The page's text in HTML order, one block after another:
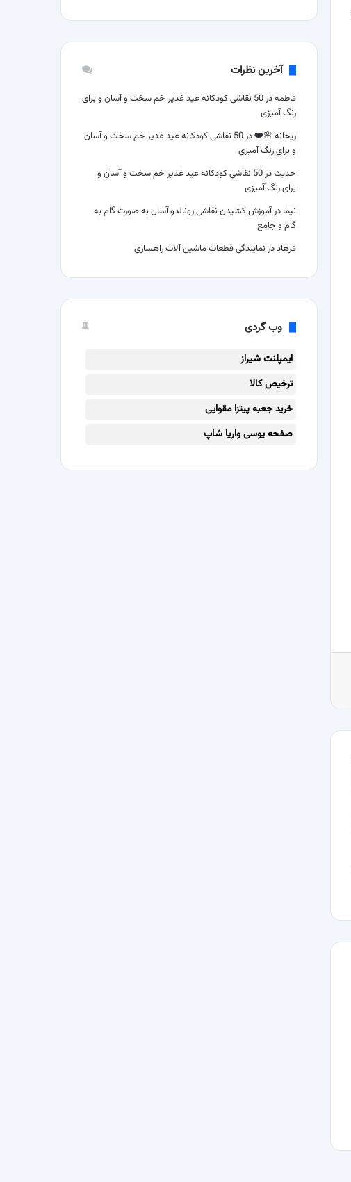
آخرین نظرات
فاطمهدر
50 نقاشی کودکانه عید غدیر خم سخت و آسان و برای
رنگ آمیزی
ریحانه 🌸❤️در
50 نقاشی کودکانه عید غدیر خم سخت و آسان
و برای رنگ آمیزی
حدیثدر
50 نقاشی کودکانه عید غدیر خم سخت و آسان و
برای رنگ آمیزی
نیما درآموزش کشیدن نقاشی رونالدو آسان به صورت گام به
گام و جامع
فرهاددر نمایندگی قطعات ماشین آلات راهسازی
وب گردی
ایمپلنت شیراز
ترخیص کالا
خرید جعبه پیتزا مقوایی
صفحه یوسی واریا شاپ